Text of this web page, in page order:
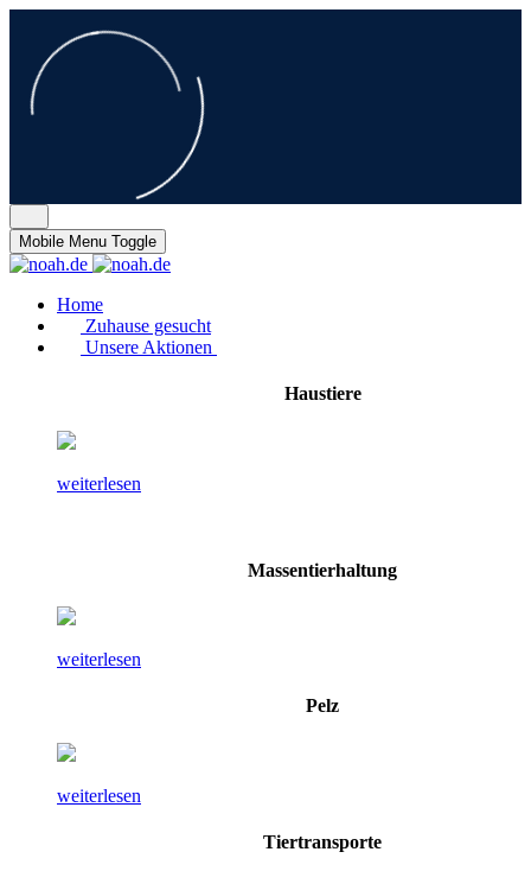
Mobile Menu Toggle
Home
Zuhause gesucht
Unsere Aktionen
Haustiere
weiterlesen
Massentierhaltung
weiterlesen
Pelz
weiterlesen
Tiertransporte